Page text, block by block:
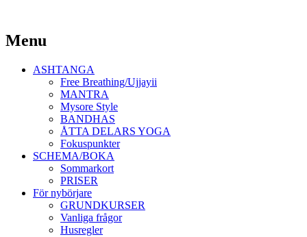
Ashtanga Yoga Shala Malmö
Yoga Malmö
Menu
Skip
ASHTANGA
Free Breathing/Ujjayii
MANTRA
Mysore Style
BANDHAS
ÅTTA DELARS YOGA
Fokuspunkter
SCHEMA/BOKA
Sommarkort
PRISER
För nybörjare
GRUNDKURSER
Vanliga frågor
Husregler